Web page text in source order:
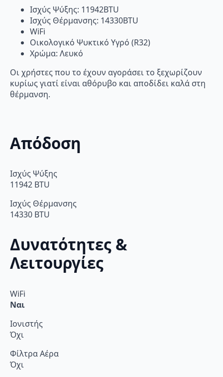
Ισχύς Ψύξης: 11942BTU
Ισχύς Θέρμανσης: 14330BTU
WiFi
Οικολογικό Ψυκτικό Υγρό (R32)
Χρώμα: Λευκό
Οι χρήστες που το έχουν αγοράσει το ξεχωρίζουν
κυρίως γιατί είναι αθόρυβο και αποδίδει καλά στη
θέρμανση.
Απόδοση
Ισχύς Ψύξης
11942 BTU
Ισχύς Θέρμανσης
14330 BTU
Δυνατότητες &
Λειτουργίες
WiFi
Ναι
Ιονιστής
Όχι
Φίλτρα Αέρα
Όχι